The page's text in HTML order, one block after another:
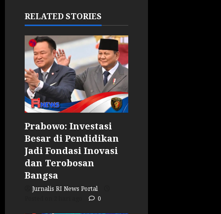
RELATED STORIES
Prabowo: Investasi
Besar di Pendidikan
Jadi Fondasi Inovasi
dan Terobosan
Bangsa
Jurnalis RI News Portal
0